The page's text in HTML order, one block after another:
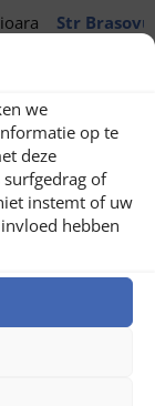
we
op te
deze
surfgedrag of
instemt of uw
hebben
Str
Sat